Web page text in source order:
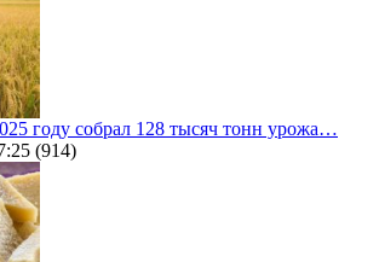
году собрал 128 тысяч тонн урожа…
(914)